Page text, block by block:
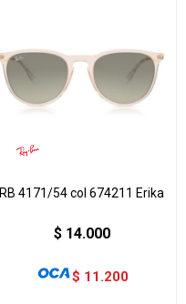
RB 4171/54 col 674211 Erika
$ 14.000
$ 11.200